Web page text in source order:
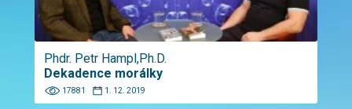
Phdr. Petr Hampl,Ph.D.
Dekadence morálky
17881 1. 12. 2019